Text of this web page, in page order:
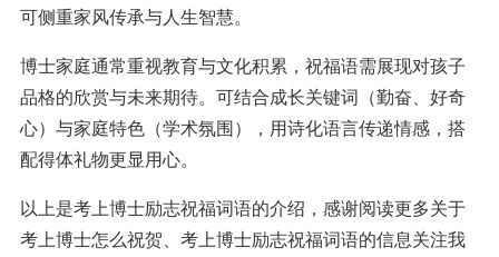
可侧重家风传承与人生智慧。
博士家庭通常重视教育与文化积累，祝福语需展现对孩子
品格的欣赏与未来期待。可结合成长关键词（勤奋、好奇
心）与家庭特色（学术氛围），用诗化语言传递情感，搭
配得体礼物更显用心。
以上是考上博士励志祝福词语的介绍，感谢阅读更多关于
考上博士怎么祝贺、考上博士励志祝福词语的信息关注我